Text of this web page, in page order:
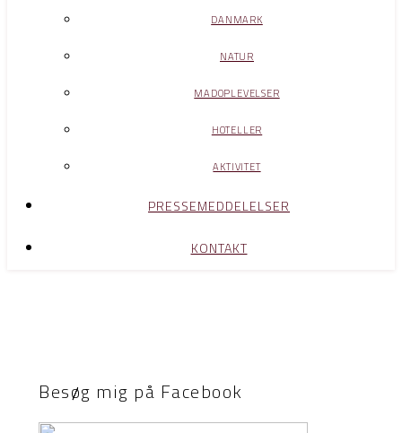
DANMARK
NATUR
MADOPLEVELSER
HOTELLER
AKTIVITET
PRESSEMEDDELELSER
KONTAKT
Besøg mig på Facebook